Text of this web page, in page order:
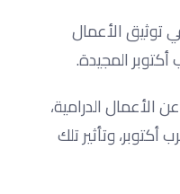
توثيق الأعمال
المجيدة.
الأعمال الدرامية،
أكتوبر، وتأثير تلك